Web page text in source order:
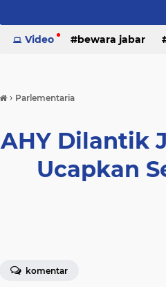
Video bewara jabar
› Parlementaria
AHY Dilantik
Ucapkan
komentar